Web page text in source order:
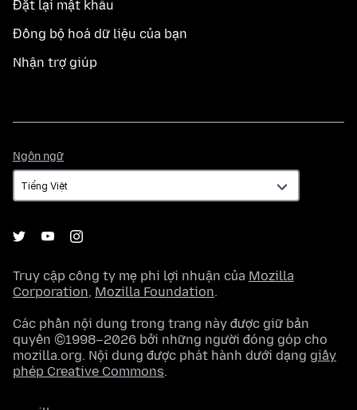
Đặt lại mật khẩu
Đồng bộ hoá dữ liệu của bạn
Nhận trợ giúp
Ngôn ngữ
ngữ
Truy cập công ty mẹ phi lợi nhuận của Mozilla
Corporation, Mozilla Foundation.
Các phần nội dung trong trang này được giữ bản
quyền ©1998–2026 bởi những người đóng góp cho
mozilla.org. Nội dung được phát hành dưới dạng giấy
phép Creative Commons.